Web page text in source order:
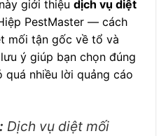
giới thiệu dịch vụ diệt
PestMaster — cách
mối tận gốc về tổ và
ý giúp bạn chọn đúng
nhiều lời quảng cáo
Dịch vụ diệt mối